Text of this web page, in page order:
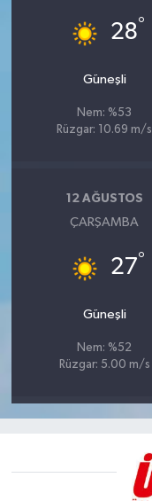
28°
Güneşli
Nem: %53
Rüzgar: 10.69 m/s
12 AĞUSTOS
ÇARŞAMBA
27°
Güneşli
Nem: %52
Rüzgar: 5.00 m/s